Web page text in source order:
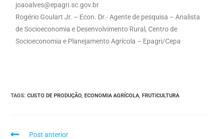
joaoalves@epagri.sc.gov.br
Rogério Goulart Jr. – Econ. Dr.- Agente de pesquisa – Analista
de Socioeconomia e Desenvolvimento Rural, Centro de
Socioeconomia e Planejamento Agrícola – Epagri/Cepa
TAGS:CUSTO DE PRODUÇÃO, ECONOMIA AGRÍCOLA, FRUTICULTURA
Post anterior